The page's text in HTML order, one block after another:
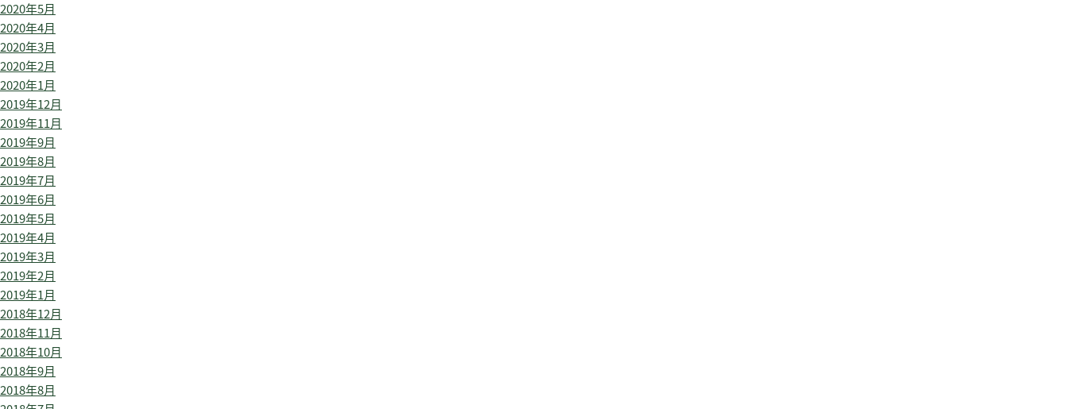
2020年5月
2020年4月
2020年3月
2020年2月
2020年1月
2019年12月
2019年11月
2019年9月
2019年8月
2019年7月
2019年6月
2019年5月
2019年4月
2019年3月
2019年2月
2019年1月
2018年12月
2018年11月
2018年10月
2018年9月
2018年8月